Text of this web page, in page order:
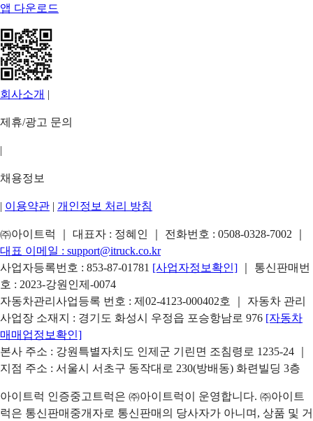
앱 다운로드
회사소개 |
제휴/광고 문의
|
채용정보
| 이용약관 | 개인정보 처리 방침
㈜아이트럭 ｜ 대표자 : 정혜인 ｜ 전화번호 : 0508-0328-7002
대표 이메일 : support@itruck.co.kr
사업자등록번호 : 853-87-01781 [사업자정보확인]
｜ 통신판매번
호 : 2023-강원인제-0074
자동차관리사업등록 번호 : 제02-4123-000402호 ｜ 자동차 관리
사업장 소재지 : 경기도 화성시 우정읍 포승항남로 976 [자동차
매매업정보확인]
본사 주소 : 강원특별자치도 인제군 기린면 조침령로 1235-24 ｜
지점 주소 : 서울시 서초구 동작대로 230(방배동) 화련빌딩 3층
아이트럭 인증중고트럭은 ㈜아이트럭이 운영합니다. ㈜아이트
럭은 통신판매중개자로 통신판매의 당사자가 아니며, 상품 및 거